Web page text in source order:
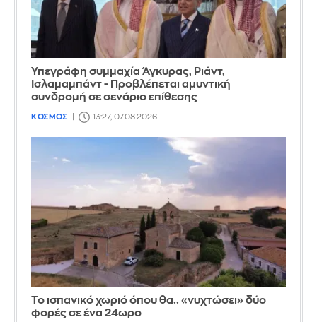
Υπεγράφη συμμαχία Άγκυρας, Ριάντ,
Ισλαμαμπάντ - Προβλέπεται αμυντική
συνδρομή σε σενάριο επίθεσης
ΚΟΣΜΟΣ 13:27, 07.08.2026
Το ισπανικό χωριό όπου θα.. «νυχτώσει» δύο
φορές σε ένα 24ωρο